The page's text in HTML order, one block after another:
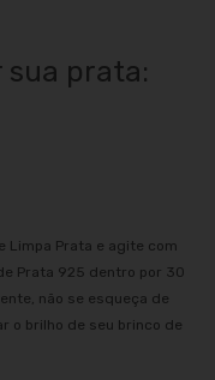
sua prata:
Limpa Prata e agite com
Prata 925 dentro por 30
não se esqueça de
o brilho de seu brinco de